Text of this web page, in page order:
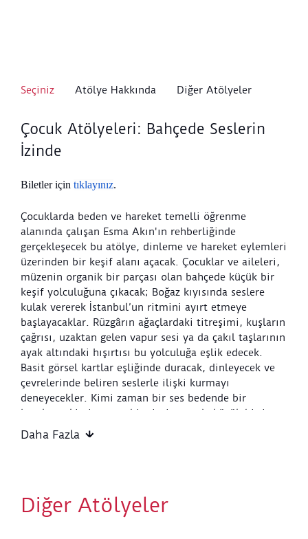
Seçiniz Atölye Hakkında Diğer Atölyeler
Çocuk Atölyeleri: Bahçede Seslerin
İzinde
Biletler için tıklayınız.
Çocuklarda beden ve hareket temelli öğrenme
alanında çalışan Esma Akın'ın rehberliğinde
gerçekleşecek bu atölye, dinleme ve hareket eylemleri
üzerinden bir keşif alanı açacak. Çocuklar ve aileleri,
müzenin organik bir parçası olan bahçede küçük bir
keşif yolculuğuna çıkacak; Boğaz kıyısında seslere
kulak vererek İstanbul’un ritmini ayırt etmeye
başlayacaklar. Rüzgârın ağaçlardaki titreşimi, kuşların
çağrısı, uzaktan gelen vapur sesi ya da çakıl taşlarının
ayak altındaki hışırtısı bu yolculuğa eşlik edecek.
Basit görsel kartlar eşliğinde duracak, dinleyecek ve
çevrelerinde beliren seslerle ilişki kurmayı
deneyecekler. Kimi zaman bir ses bedende bir
harekete, kimi zaman bir çizgiye ya da küçük bir ize
dönüşecek. Bu atölye, çocukların yaşadıkları mekânla
Yaş Grubu:
4-5 yaş (bir yetişkin eşliğinde)
Etkinlik Başlangıç Noktası
Daha Fazla
Diğer Atölyeler